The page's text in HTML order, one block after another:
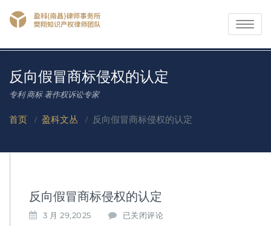
Toggle
反向假冒商标侵权的认定
专利 商标 著作权诉讼专家
首页 / 盈科文丛 / 反向假冒商标侵权的认定
反向假冒商标侵权的认定
3 月 29,2025
反
已关闭评论